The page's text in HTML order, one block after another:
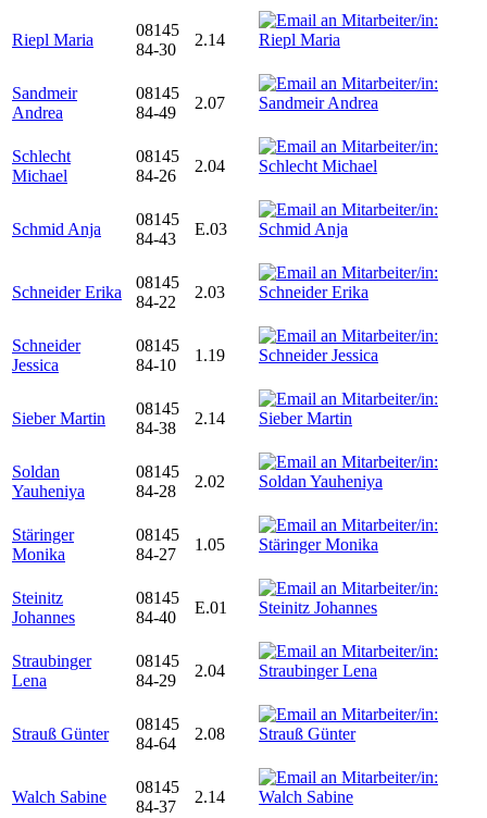
Riepl Maria
08145
84-30
2.14
Sandmeir
Andrea
08145
84-49
2.07
Schlecht
Michael
08145
84-26
2.04
Schmid Anja
08145
84-43
E.03
Schneider Erika
08145
84-22
2.03
Schneider
Jessica
08145
84-10
1.19
Sieber Martin
08145
84-38
2.14
Soldan
Yauheniya
08145
84-28
2.02
Stäringer
Monika
08145
84-27
1.05
Steinitz
Johannes
08145
84-40
E.01
Straubinger
Lena
08145
84-29
2.04
Strauß Günter
08145
84-64
2.08
Walch Sabine
08145
84-37
2.14